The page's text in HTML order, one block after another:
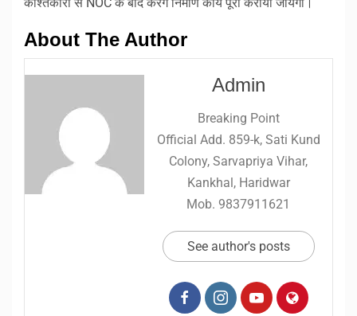
About The Author
Admin
Breaking Point
Official Add. 859-k, Sati Kund
Colony, Sarvapriya Vihar,
Kankhal, Haridwar
Mob. 9837911621
See author's posts